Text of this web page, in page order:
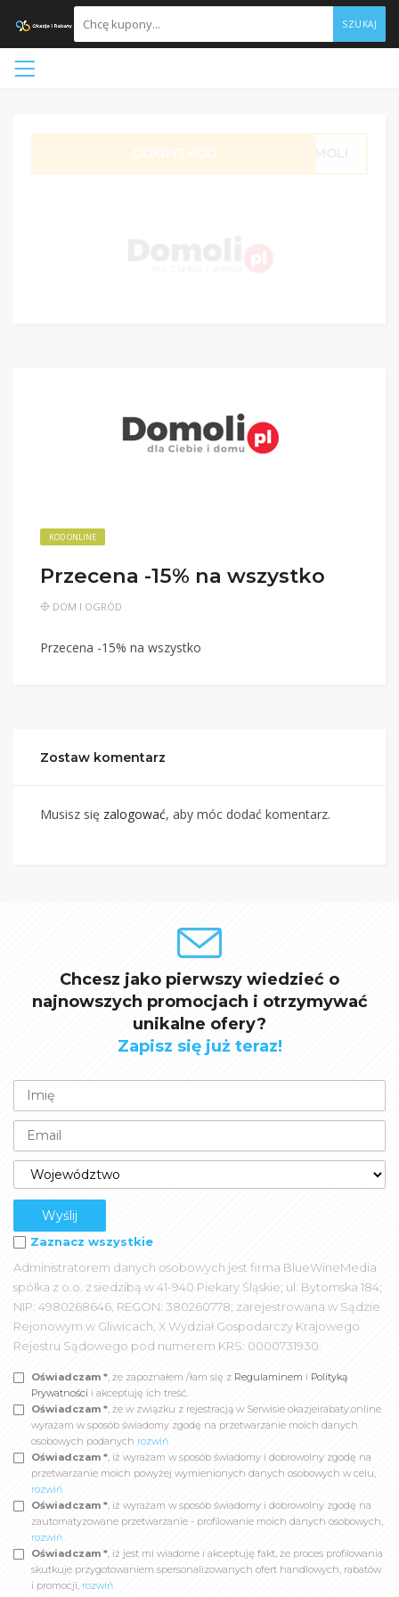
SZUKAJ
ODKRYJ KOD
KOD ONLINE
Przecena -15% na wszystko
DOM I OGRÓD
Przecena -15% na wszystko
Zostaw komentarz
Musisz się zalogować, aby móc dodać komentarz.
Chcesz jako pierwszy wiedzieć o
najnowszych promocjach i otrzymywać
unikalne ofery?
Zapisz się już teraz!
Zaznacz wszystkie
Administratorem danych osobowych jest firma BlueWineMedia
spółka z o.o. z siedzibą w 41-940 Piekary Śląskie; ul. Bytomska 184;
NIP: 4980268646, REGON: 380260778; zarejestrowana w Sądzie
Rejonowym w Gliwicach, X Wydział Gospodarczy Krajowego
Rejestru Sądowego pod numerem KRS: 0000731930.
Oświadczam *, że zapoznałem /łam się z Regulaminem i Polityką
Prywatności i akceptuję ich treść.
Oświadczam *, że w związku z rejestracją w Serwisie okazjeirabaty.online
wyrażam w sposób świadomy zgodę na przetwarzanie moich danych
osobowych podanych rozwiń
Oświadczam *, iż wyrażam w sposób świadomy i dobrowolny zgodę na
przetwarzanie moich powyżej wymienionych danych osobowych w celu,
rozwiń
Oświadczam *, iż wyrażam w sposób świadomy i dobrowolny zgodę na
zautomatyzowane przetwarzanie - profilowanie moich danych osobowych,
rozwiń
Oświadczam *, iż jest mi wiadome i akceptuję fakt, że proces profilowania
skutkuje przygotowaniem spersonalizowanych ofert handlowych, rabatów
i promocji, rozwiń